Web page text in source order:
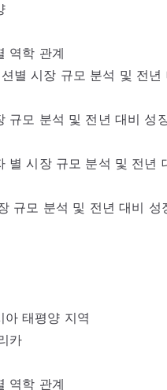
역학 관계
별 시장 규모 분석 및 전년
규모 분석 및 전년 대비 성
별 시장 규모 분석 및 전년
규모 분석 및 전년 대비 성
아 태평양 지역
카
역학 관계